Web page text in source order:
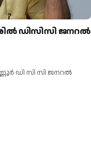
ഡിസിസി ജനറൽ
ഡി സി സി ജനറൽ